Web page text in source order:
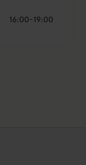
16:00-19:00